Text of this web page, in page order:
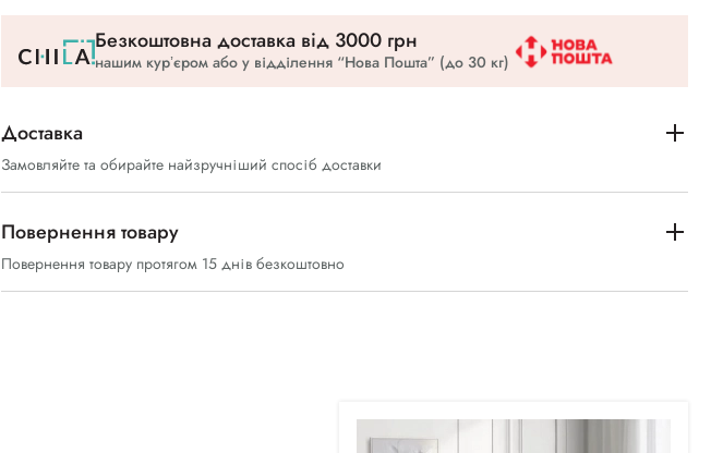
Безкоштовна доставка вiд 3000 грн
нашим курʼєром або у відділення “Нова Пошта” (до 30 кг)
Доставка
Замовляйте та обирайте найзручніший спосіб доставки
Повернення товару
Повернення товару протягом 15 днів безкоштовно